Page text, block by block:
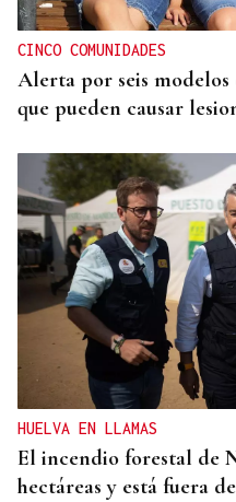
CINCO COMUNIDADES
Alerta por seis modelos
que pueden causar
HUELVA EN LLAMAS
El incendio forestal de
hectáreas y está fuera